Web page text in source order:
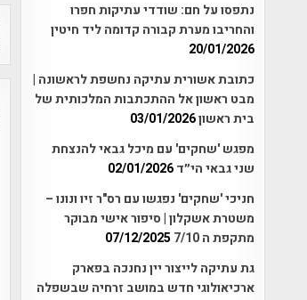
נתפסו על חם: שודדי עתיקות חפרו
והחריבו מערת קבורה קדומה ליד חיטין
20/01/2026
כתובת אשורית עתיקה נחשפת לראשונה |
מבט ראשון אל ההתכתבות המלכותית של
בית ראשון03/01/2026
מפגש 'שחקים' עם מיכל גבאי להנצחת
שני גבאי הי״ד02/01/2026
חניכי 'שחקים' נפגשו עם רס"ר זיו ונונו –
משטרת אשקלון | סיפור אישי מבוקר
מתקפת ה 7/10
07/12/2025
גת עתיקה לייצור יין נחנכה בפארק
ארכיאולוגי חדש במושב זרחיה שבשפלה